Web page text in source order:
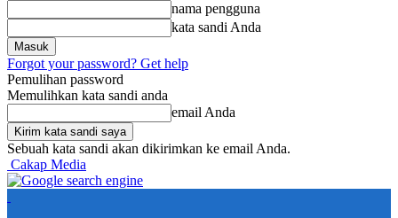
nama pengguna
kata sandi Anda
Forgot your password? Get help
Pemulihan password
Memulihkan kata sandi anda
email Anda
Sebuah kata sandi akan dikirimkan ke email Anda.
Cakap Media